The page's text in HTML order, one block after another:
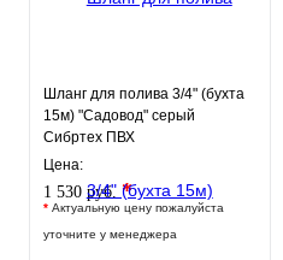
Шланг для полива 3/4" (бухта
15м) "Садовод" серый
Сибртех ПВХ
Цена:
1 530 руб. *
* Актуальную цену пожалуйста
уточните у менеджера